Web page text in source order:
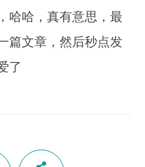
哈哈，真有意思，最
篇文章，然后秒点发
了